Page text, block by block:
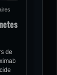
de